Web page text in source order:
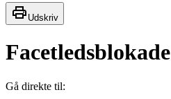
Udskriv
Facetledsblokade
Gå direkte til: